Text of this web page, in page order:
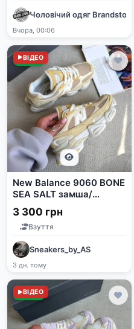
Чоловічий одяг Brandstore
Вчора, 00:06
Нове
ВІДЕО
New Balance 9060 BONE
SEA SALT замша/
текстиль
3 300 грн
Взуття
Sneakers_by_AS
3 дн. тому
Нове
ВІДЕО